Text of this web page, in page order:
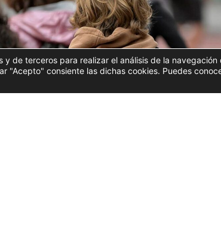
y de terceros para realizar el análisis de la navegación
"Acepto" consiente las dichas cookies. Puedes